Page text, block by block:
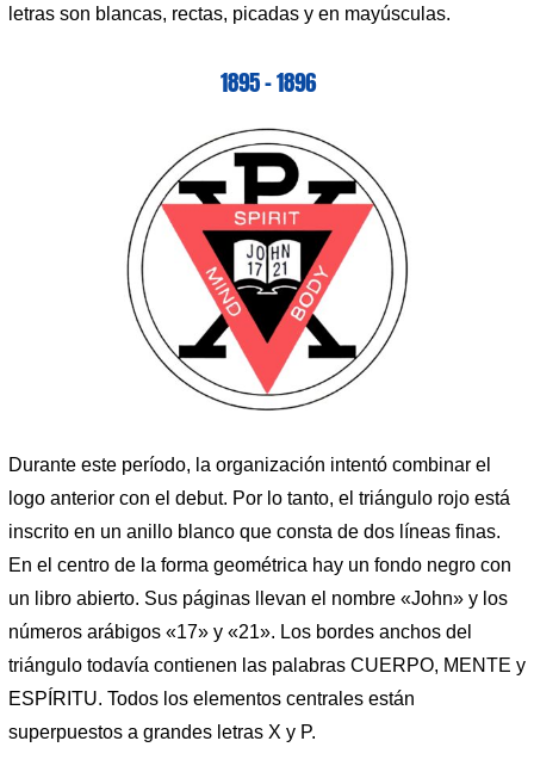
letras son blancas, rectas, picadas y en mayúsculas.
1895 – 1896
Durante este período, la organización intentó combinar el
logo anterior con el debut. Por lo tanto, el triángulo rojo está
inscrito en un anillo blanco que consta de dos líneas finas.
En el centro de la forma geométrica hay un fondo negro con
un libro abierto. Sus páginas llevan el nombre «John» y los
números arábigos «17» y «21». Los bordes anchos del
triángulo todavía contienen las palabras CUERPO, MENTE y
ESPÍRITU. Todos los elementos centrales están
superpuestos a grandes letras X y P.